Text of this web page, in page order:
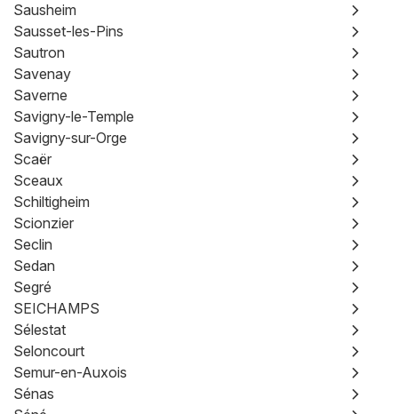
Sausheim
Sausset-les-Pins
Sautron
Savenay
Saverne
Savigny-le-Temple
Savigny-sur-Orge
Scaër
Sceaux
Schiltigheim
Scionzier
Seclin
Sedan
Segré
SEICHAMPS
Sélestat
Seloncourt
Semur-en-Auxois
Sénas